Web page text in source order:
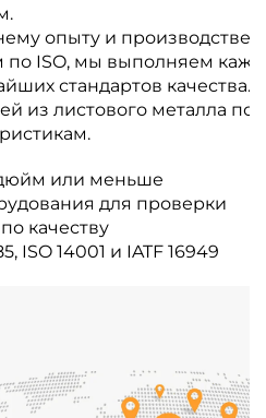
опыту и
ISO, мы выполняем
стандартов качества.
из листового металла
или меньше
для проверки
качеству
ISO 14001 и IATF 16949